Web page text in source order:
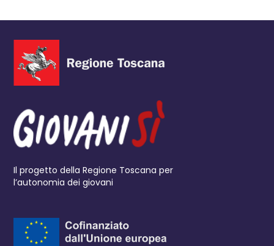
Il progetto della Regione Toscana per
l’autonomia dei giovani